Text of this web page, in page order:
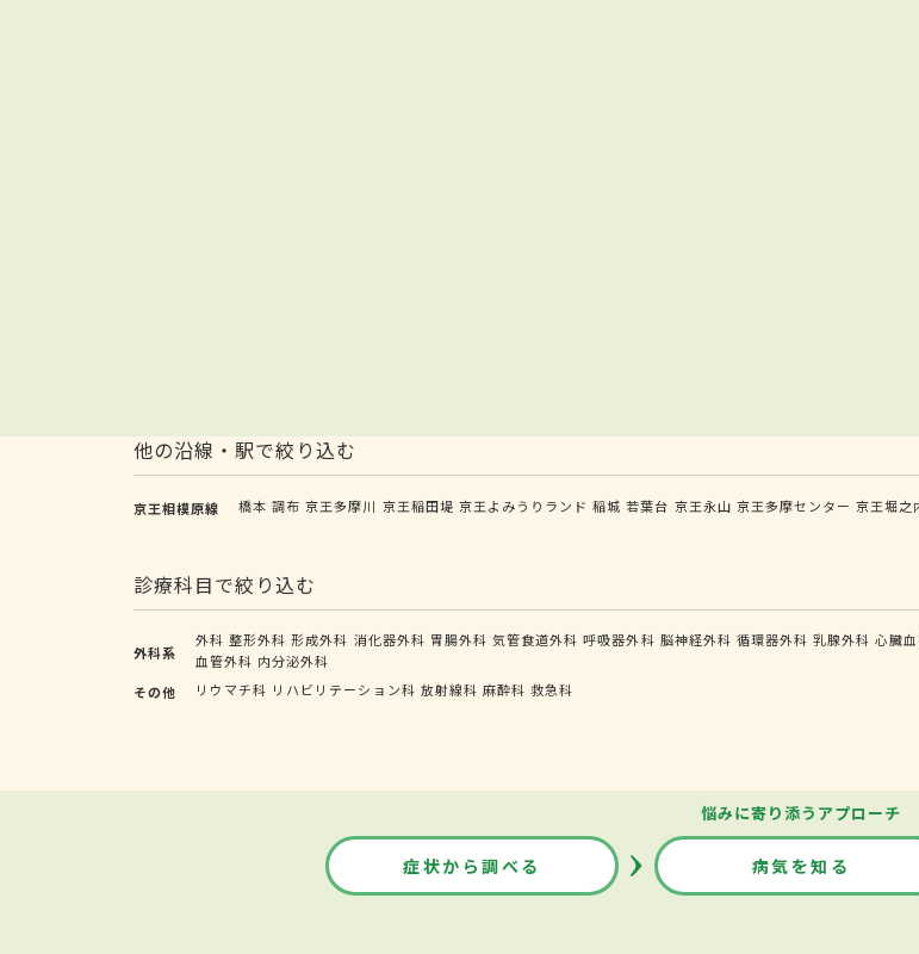
他の沿線・駅で絞り込む
京王相模原線 橋本 調布 京王多摩川 京王稲田堤 京王よみうりランド 稲城 若葉台 京王永山 京王多摩センター 京王堀之
診療科目で絞り込む
外科系
外科 整形外科 形成外科 消化器外科 胃腸外科 気管食道外科 呼吸器外科 脳神経外科 循環器外科 乳腺外科 心臓
血管外科 内分泌外科
その他
リウマチ科 リハビリテーション科 放射線科 麻酔科 救急科
悩みに寄り添うアプローチ
症状から調べる 病気を知る